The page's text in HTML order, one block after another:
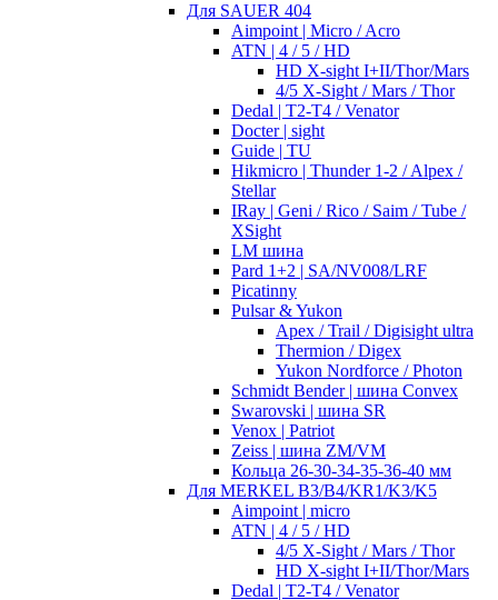
Для SAUER 404
Aimpoint | Micro / Acro
ATN | 4 / 5 / HD
HD X-sight I+II/Thor/Mars
4/5 X-Sight / Mars / Thor
Dedal | T2-T4 / Venator
Docter | sight
Guide | TU
Hikmicro | Thunder 1-2 / Alpex /
Stellar
IRay | Geni / Rico / Saim / Tube /
XSight
LM шина
Pard 1+2 | SA/NV008/LRF
Picatinny
Pulsar & Yukon
Apex / Trail / Digisight ultra
Thermion / Digex
Yukon Nordforce / Photon
Schmidt Bender | шина Convex
Swarovski | шина SR
Venox | Patriot
Zeiss | шина ZM/VM
Кольца 26-30-34-35-36-40 мм
Для MERKEL B3/B4/KR1/K3/K5
Aimpoint | micro
ATN | 4 / 5 / HD
4/5 X-Sight / Mars / Thor
HD X-sight I+II/Thor/Mars
Dedal | T2-T4 / Venator